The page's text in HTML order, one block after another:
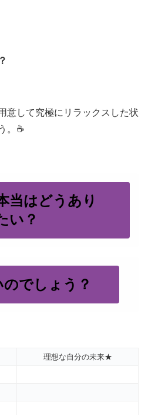
意して究極にリラックスした状
。☕
当はどうあり
い？
でしょう？
理想な自分の未来★